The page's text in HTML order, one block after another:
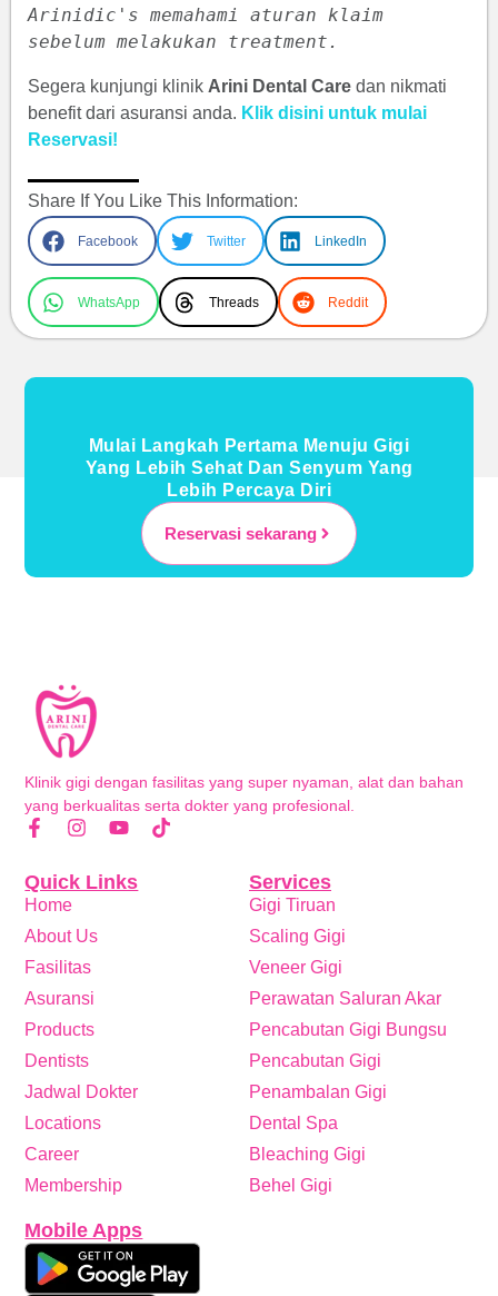
Arinidic's memahami aturan klaim
sebelum melakukan treatment.
Segera kunjungi klinik Arini Dental Care dan nikmati
benefit dari asuransi anda. Klik disini untuk mulai
Reservasi!
Share If You Like This Information:
Facebook Twitter LinkedIn
WhatsApp Threads Reddit
Mulai Langkah Pertama Menuju Gigi
Yang Lebih Sehat Dan Senyum Yang
Lebih Percaya Diri
Reservasi sekarang
Klinik gigi dengan fasilitas yang super nyaman, alat dan bahan
yang berkualitas serta dokter yang profesional.
Services
Gigi Tiruan
Scaling Gigi
Veneer Gigi
Perawatan Saluran Akar
Pencabutan Gigi Bungsu
Pencabutan Gigi
Penambalan Gigi
Dental Spa
Bleaching Gigi
Behel Gigi
Quick Links
Home
About Us
Fasilitas
Asuransi
Products
Dentists
Jadwal Dokter
Locations
Career
Membership
Mobile Apps